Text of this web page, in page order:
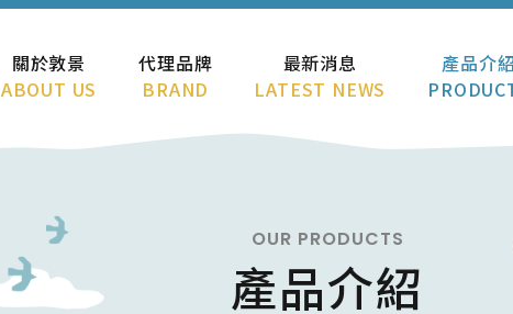
關於敦景
ABOUT US
代理品牌
BRAND
最新消息
LATEST NEWS
產品介紹
OUR PRODUCTS
產品介紹